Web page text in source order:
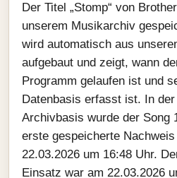
Der Titel „Stomp“ von
unserem Musikarchiv
wird automatisch aus
aufgebaut und zeigt, wann
Programm gelaufen ist und
Datenbasis erfasst ist. In
Archivbasis wurde der Song
erste gespeicherte
22.03.2026 um 16:48 Uhr.
Einsatz war am 22.03.2026